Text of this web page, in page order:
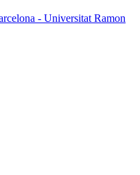
- Universitat Ramon